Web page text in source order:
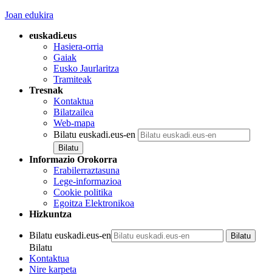
Joan edukira
euskadi.eus
Hasiera-orria
Gaiak
Eusko Jaurlaritza
Tramiteak
Tresnak
Kontaktua
Bilatzailea
Web-mapa
Bilatu euskadi.eus-en
Informazio Orokorra
Erabilerraztasuna
Lege-informazioa
Cookie politika
Egoitza Elektronikoa
Hizkuntza
Bilatu euskadi.eus-en
Bilatu
Kontaktua
Nire karpeta